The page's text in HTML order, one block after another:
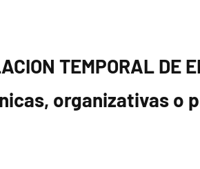
TEMPORAL DE
organizativas o